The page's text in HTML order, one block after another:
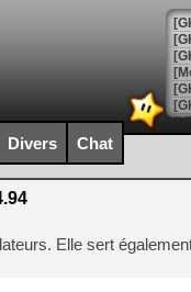
Divers Chat
Elle sert